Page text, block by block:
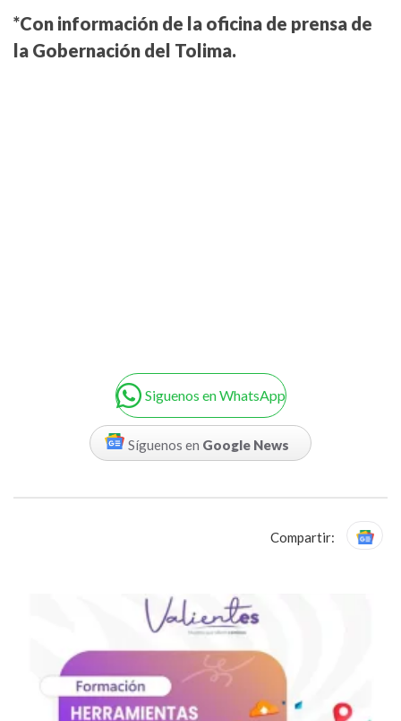
*Con información de la oficina de prensa de
la Gobernación del Tolima.
Siguenos en WhatsApp
Síguenos en Google News
Compartir: